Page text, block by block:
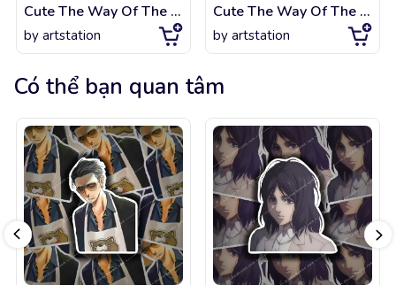
Cute The Way Of The Househusband FanArt!
by artstation
Cute The Way Of The Househusband FanArt!
by artstation
Có thể bạn quan tâm